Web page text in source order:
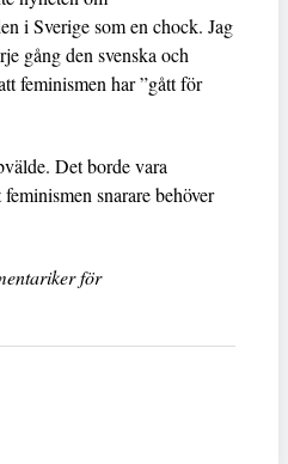
i Sverige som en chock. Jag
gång den svenska och
feminismen har ”gått för
Det borde vara
snarare behöver
för